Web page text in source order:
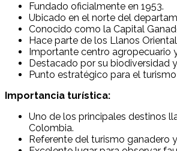
Fundado oficialmente en 1953.
Ubicado en el norte del
Conocido como la Capital
Hace parte de los Llanos
Importante centro agropecuario
Destacado por su biodiversidad
Punto estratégico para el
Importancia turística:
Uno de los principales destinos
Colombia.
Referente del turismo ganadero